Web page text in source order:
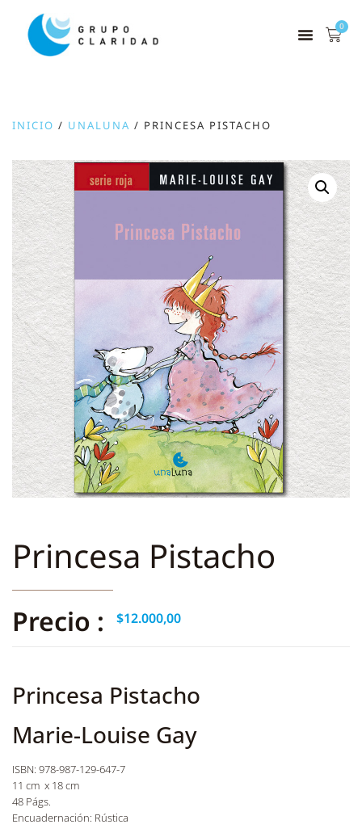
0
INICIO / UNALUNA / PRINCESA PISTACHO
Princesa Pistacho
Precio : $12.000,00
Princesa Pistacho
Marie-Louise Gay
ISBN: 978-987-129-647-7
11 cm x 18 cm
48 Págs.
Encuadernación: Rústica